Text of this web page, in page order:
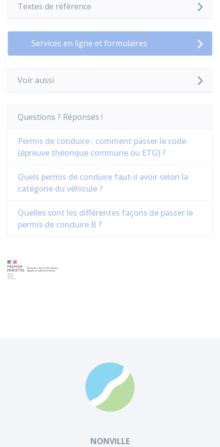
Textes de référence
Services en ligne et formulaires
Voir aussi
Questions ? Réponses !
Permis de conduire : comment passer le code
(épreuve théorique commune ou ETG) ?
Quels permis de conduire faut-il avoir selon la
catégorie du véhicule ?
Quelles sont les différentes façons de passer le
permis de conduire B ?
NONVILLE